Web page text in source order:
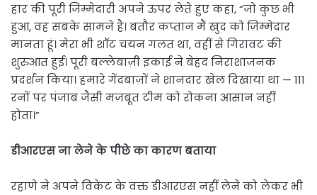
हार की पूरी जिम्मेदारी अपने ऊपर लेते हुए कहा, “जो कुछ भी
हुआ, वह सबके सामने है। बतौर कप्तान मैं खुद को ज़िम्मेदार
मानता हूं। मेरा भी शॉट चयन गलत था, वहीं से गिरावट की
शुरुआत हुई। पूरी बल्लेबाज़ी इकाई ने बेहद निराशाजनक
प्रदर्शन किया। हमारे गेंदबाज़ों ने शानदार खेल दिखाया था — 111
रनों पर पंजाब जैसी मज़बूत टीम को रोकना आसान नहीं
होता।”
डीआरएस ना लेने के पीछे का कारण बताया
रहाणे ने अपने विकेट के वक्त डीआरएस नहीं लेने को लेकर भी